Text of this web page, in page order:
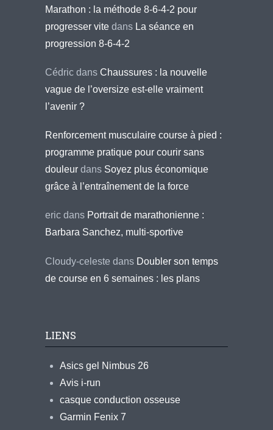
Marathon : la méthode 8-6-4-2 pour
progresser vite dans La séance en
progression 8-6-4-2
Cédric dans Chaussures : la nouvelle
vague de l’oversize est-elle vraiment
l’avenir ?
Renforcement musculaire course à pied :
programme pratique pour courir sans
douleur dans Soyez plus économique
grâce à l’entraînement de la force
eric dans Portrait de marathonienne :
Barbara Sanchez, multi-sportive
Cloudy-celeste dans Doubler son temps
de course en 6 semaines : les plans
LIENS
Asics gel Nimbus 26
Avis i-run
casque conduction osseuse
Garmin Fenix 7